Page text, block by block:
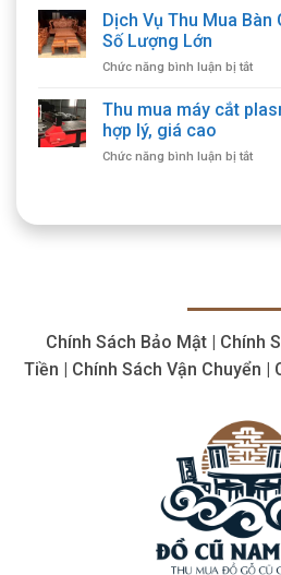
Cao
Cam
Chất
Mua
Cổ
Cao,
Tận
Dịch Vụ Thu Mua Bàn
Số Lượng Lớn
Chức năng bình luận bị tắtở
Vụ
Bàn
Lớn
Thu mua máy cắt
hợp lý, giá cao
Chức năng bình luận bị tắtở
cắt
giá
hợp
lý,
Chính Sách Bảo Mật | Chính
Tiền | Chính Sách Vận Chuyển |